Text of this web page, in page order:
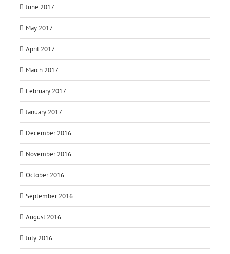
June 2017
May 2017
April 2017
March 2017
February 2017
January 2017
December 2016
November 2016
October 2016
September 2016
August 2016
July 2016